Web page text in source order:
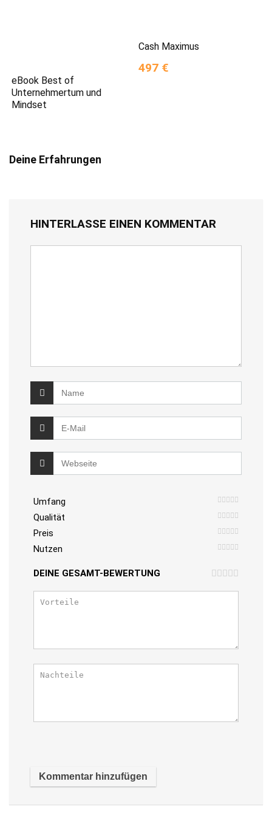
eBook Best of
Unternehmertum und
Mindset
Cash Maximus
497 €
Deine Erfahrungen
HINTERLASSE EINEN KOMMENTAR
Umfang
Qualität
Preis
Nutzen
DEINE GESAMT-BEWERTUNG